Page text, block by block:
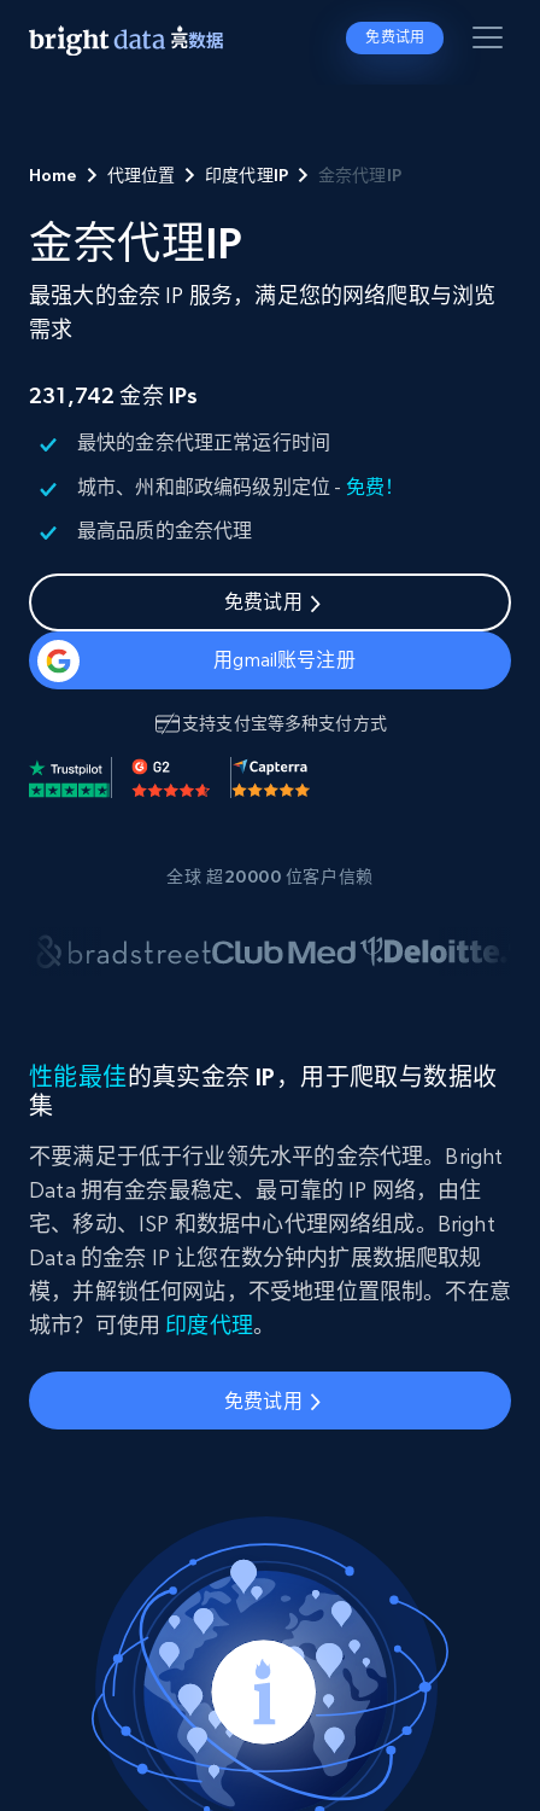
免费试用
Home 代理位置 印度代理IP 金奈代理IP
金奈代理IP
最强大的金奈 IP 服务，满足您的网络爬取与浏览
需求
231,742 金奈 IPs
最快的金奈代理正常运行时间
城市、州和邮政编码级别定位 - 免费！
最高品质的金奈代理
免费试用
用gmail账号注册
支持支付宝等多种支付方式
全球 超20000 位客户信赖
性能最佳的真实金奈 IP，用于爬取与数据收
集
不要满足于低于行业领先水平的金奈代理。Bright
Data 拥有金奈最稳定、最可靠的 IP 网络，由住
宅、移动、ISP 和数据中心代理网络组成。Bright
Data 的金奈 IP 让您在数分钟内扩展数据爬取规
模，并解锁任何网站，不受地理位置限制。不在意
城市？可使用 印度代理。
免费试用